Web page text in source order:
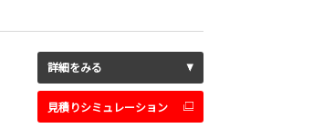
詳細をみる
見積りシミュレーション